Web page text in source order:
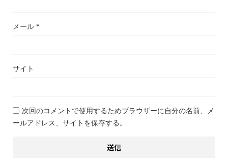
メール *
サイト
次回のコメントで使用するためブラウザーに自分の名前、メ
ールアドレス、サイトを保存する。